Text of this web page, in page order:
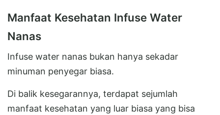
Manfaat Kesehatan Infuse Water
Nanas
Infuse water nanas bukan hanya sekadar
minuman penyegar biasa.
Di balik kesegarannya, terdapat sejumlah
manfaat kesehatan yang luar biasa yang bisa